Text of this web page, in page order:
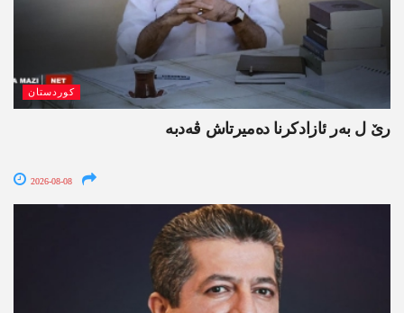
کوردستان
رێ ل بەر ئازادکرنا دەمیرتاش ڤەدبە
2026-08-08